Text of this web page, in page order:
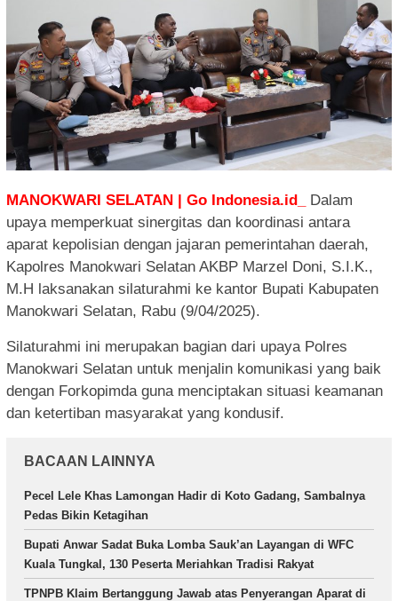
MANOKWARI SELATAN | Go Indonesia.id_
Dalam
upaya memperkuat sinergitas dan koordinasi antara
aparat kepolisian dengan jajaran pemerintahan daerah,
Kapolres Manokwari Selatan AKBP Marzel Doni, S.I.K.,
M.H laksanakan silaturahmi ke kantor Bupati Kabupaten
Manokwari Selatan, Rabu (9/04/2025).
Silaturahmi ini merupakan bagian dari upaya Polres
Manokwari Selatan untuk menjalin komunikasi yang baik
dengan Forkopimda guna menciptakan situasi keamanan
dan ketertiban masyarakat yang kondusif.
BACAAN LAINNYA
Pecel Lele Khas Lamongan Hadir di Koto Gadang, Sambalnya
Pedas Bikin Ketagihan
Bupati Anwar Sadat Buka Lomba Sauk’an Layangan di WFC
Kuala Tungkal, 130 Peserta Meriahkan Tradisi Rakyat
TPNPB Klaim Bertanggung Jawab atas Penyerangan Aparat di